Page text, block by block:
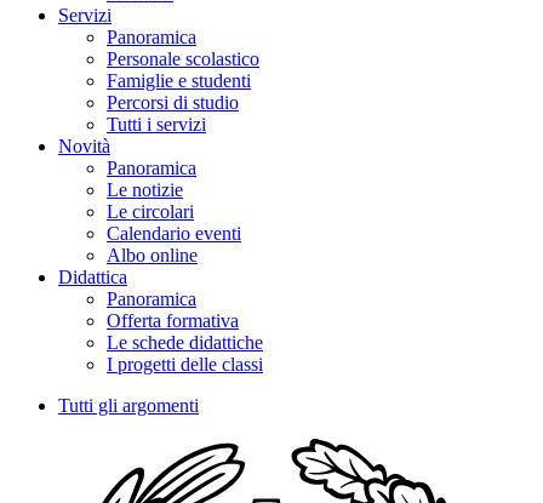
Servizi
Panoramica
Personale scolastico
Famiglie e studenti
Percorsi di studio
Tutti i servizi
Novità
Panoramica
Le notizie
Le circolari
Calendario eventi
Albo online
Didattica
Panoramica
Offerta formativa
Le schede didattiche
I progetti delle classi
Tutti gli argomenti